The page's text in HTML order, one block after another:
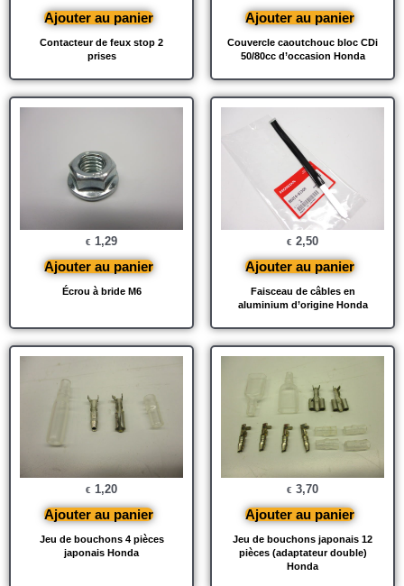
Contacteur de feux stop 2
prises
Ajouter au panier
Couvercle caoutchouc bloc CDi
50/80cc d’occasion Honda
Ajouter au panier
Écrou à bride M6
€ 1,29
Ajouter au panier
Faisceau de câbles en
aluminium d’origine Honda
€ 2,50
Ajouter au panier
Jeu de bouchons 4 pièces
japonais Honda
€ 1,20
Ajouter au panier
Jeu de bouchons japonais 12
pièces (adaptateur double)
Honda
€ 3,70
Ajouter au panier